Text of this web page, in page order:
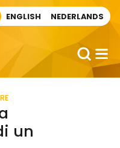
ENGLISH NEDERLANDS
un